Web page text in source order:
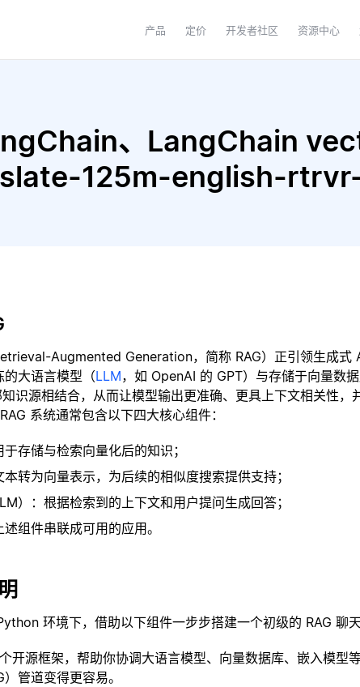
产品 定价 开发者社区 资源中心
、LangChain
125m-english-rtrvr-
Augmented Generation，简称 RAG）正引领生成式
大语言模型（LLM，如 OpenAI 的 GPT）与存储于向量数
识源相结合，从而让模型输出更准确、更具上下文相关性，
系统通常包含以下四大核心组件：
存储与检索向量化后的知识；
转为向量表示，为后续的相似度搜索提供支持；
）：根据检索到的上下文和用户提问生成回答；
组件串联成可用的应用。
环境下，借助以下组件一步步搭建一个初级的 RAG 聊天
开源框架，帮助你协调大语言模型、向量数据库、嵌入模型
管道变得更容易。